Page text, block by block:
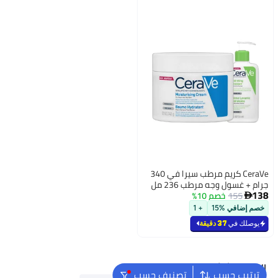
CeraVe كريم مرطب سيرا في 340
جرام + غسول وجه مرطب 236 مل
138
155خصم 10%
خصم إضافي %15 + 1
يوصلك في37 دقيقة
البحث الشائع